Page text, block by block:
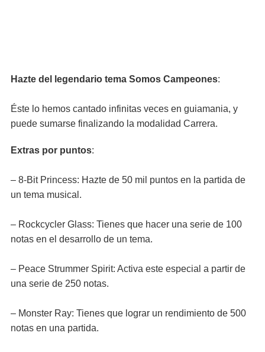
Hazte del legendario tema Somos Campeones:
Éste lo hemos cantado infinitas veces en guiamania, y
puede sumarse finalizando la modalidad Carrera.
Extras por puntos:
– 8-Bit Princess: Hazte de 50 mil puntos en la partida de
un tema musical.
– Rockcycler Glass: Tienes que hacer una serie de 100
notas en el desarrollo de un tema.
– Peace Strummer Spirit: Activa este especial a partir de
una serie de 250 notas.
– Monster Ray: Tienes que lograr un rendimiento de 500
notas en una partida.